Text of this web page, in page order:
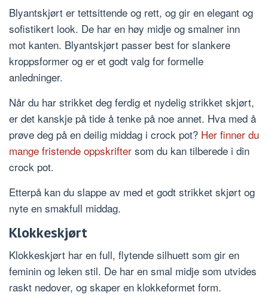
Blyantskjørt er tettsittende og rett, og gir en elegant og
sofistikert look. De har en høy midje og smalner inn
mot kanten. Blyantskjørt passer best for slankere
kroppsformer og er et godt valg for formelle
anledninger.
Når du har strikket deg ferdig et nydelig strikket skjørt,
er det kanskje på tide å tenke på noe annet. Hva med å
prøve deg på en deilig middag i crock pot? Her finner du
mange fristende oppskrifter som du kan tilberede i din
crock pot.
Etterpå kan du slappe av med et godt strikket skjørt og
nyte en smakfull middag.
Klokkeskjørt
Klokkeskjørt har en full, flytende silhuett som gir en
feminin og leken stil. De har en smal midje som utvides
raskt nedover, og skaper en klokkeformet form.